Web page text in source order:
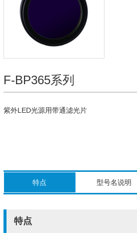
F-BP365系列
紫外LED光源用带通滤光片
特点 型号名说明
特点